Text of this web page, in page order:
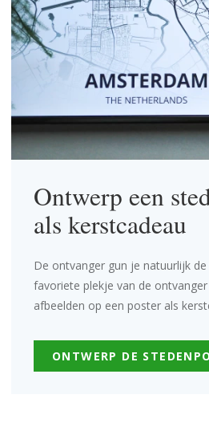
Ontwerp een
als kerstcadeau
De ontvanger gun je natuurlijk
favoriete plekje van de
afbeelden op een poster als
ONTWERP DE